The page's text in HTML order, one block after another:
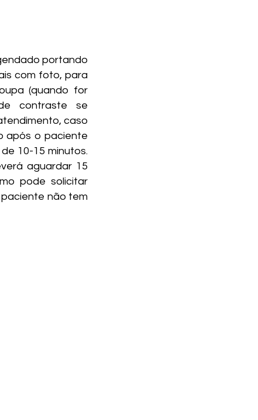
portando
com foto, para
(quando for
contraste se
caso
após o paciente
10-15 minutos.
aguardar 15
pode solicitar
não tem